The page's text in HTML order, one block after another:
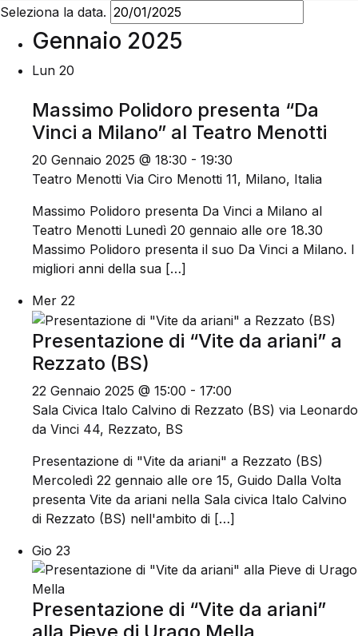
Seleziona la data.
Gennaio 2025
Lun 20
Massimo Polidoro presenta “Da
Vinci a Milano” al Teatro Menotti
20 Gennaio 2025 @ 18:30 - 19:30
Teatro Menotti Via Ciro Menotti 11, Milano, Italia
Massimo Polidoro presenta Da Vinci a Milano al
Teatro Menotti Lunedì 20 gennaio alle ore 18.30
Massimo Polidoro presenta il suo Da Vinci a Milano. I
migliori anni della sua […]
Mer 22
Presentazione di “Vite da ariani” a
Rezzato (BS)
22 Gennaio 2025 @ 15:00 - 17:00
Sala Civica Italo Calvino di Rezzato (BS) via Leonardo
da Vinci 44, Rezzato, BS
Presentazione di "Vite da ariani" a Rezzato (BS)
Mercoledì 22 gennaio alle ore 15, Guido Dalla Volta
presenta Vite da ariani nella Sala civica Italo Calvino
di Rezzato (BS) nell'ambito di […]
Gio 23
Presentazione di “Vite da ariani”